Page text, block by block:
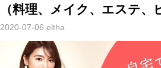
（料理、メイク、エステ
2020-07-06 eltha